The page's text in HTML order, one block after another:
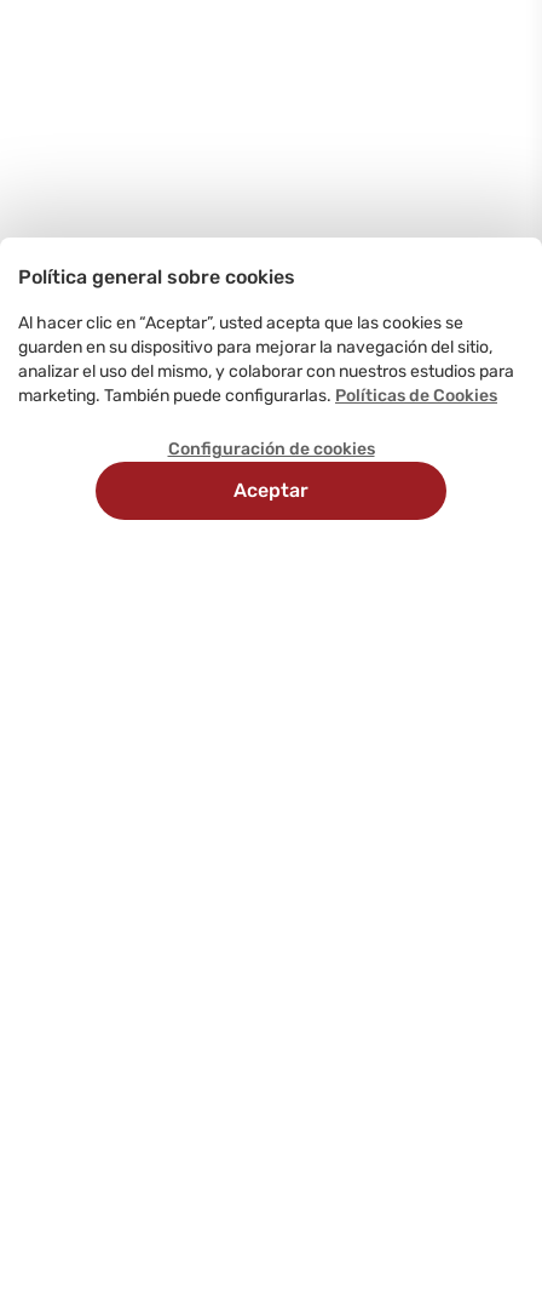
Política general sobre cookies
Al hacer clic en “Aceptar”, usted acepta que las cookies se
guarden en su dispositivo para mejorar la navegación del sitio,
analizar el uso del mismo, y colaborar con nuestros estudios para
marketing. También puede configurarlas. Políticas de Cookies
Configuración de cookies
Aceptar